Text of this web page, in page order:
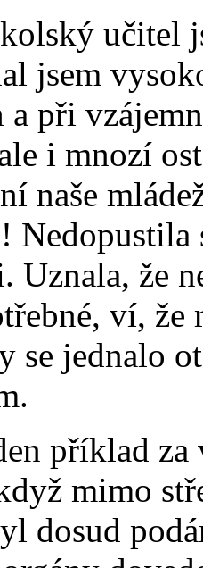
učitel
jsem
a při
i mnozí
naše
Nedopustila
Uznala, že
ví, že
se jednalo
příklad za
mimo
dosud